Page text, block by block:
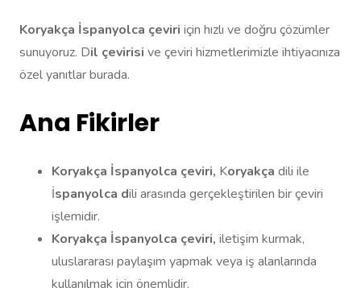
Koryakça İspanyolca çeviri için hızlı ve doğru çözümler
sunuyoruz. Dil çevirisi ve çeviri hizmetlerimizle ihtiyacınıza
özel yanıtlar burada.
Ana Fikirler
Koryakça İspanyolca çeviri, Koryakça dili ile
İspanyolca dili arasında gerçekleştirilen bir çeviri
işlemidir.
Koryakça İspanyolca çeviri, iletişim kurmak,
uluslararası paylaşım yapmak veya iş alanlarında
kullanılmak için önemlidir.